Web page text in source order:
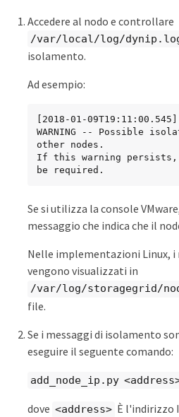
Accedere al nodo e controllare
/var/local/log/
isolamento.
Ad esempio:
[2018-01-
WARNING -- Possible
other nodes.
If this warning persists,
be required.
Se si utilizza la console
messaggio che indica che il
Nelle implementazioni Linux,
vengono visualizzati in
/var/log/storagegrid/
file.
Se i messaggi di isolamento
eseguire il seguente comando:
add_node_ip.py
dove <address> È l'indirizzo